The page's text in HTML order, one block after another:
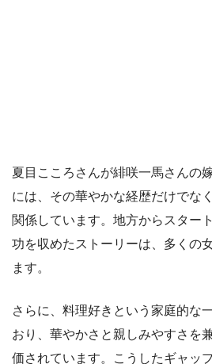
夏目こころさんが緋咲一馬さんの
には、その華やかな経歴だけでな
関係しています。地方からスター
功を収めたストーリーは、多くの
ます。
さらに、料理好きという家庭的な
おり、華やかさと親しみやすさを
価されています。こうしたギャッ